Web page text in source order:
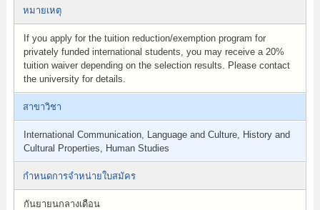
หมายเหตุ
If you apply for the tuition reduction/exemption program for
privately funded international students, you may receive a 20%
tuition waiver depending on the selection results. Please contact
the university for details.
สาขาวิชา
International Communication, Language and Culture, History and
Cultural Properties, Human Studies
กำหนดการจำหน่ายใบสมัคร
กันยายนกลางเดือน